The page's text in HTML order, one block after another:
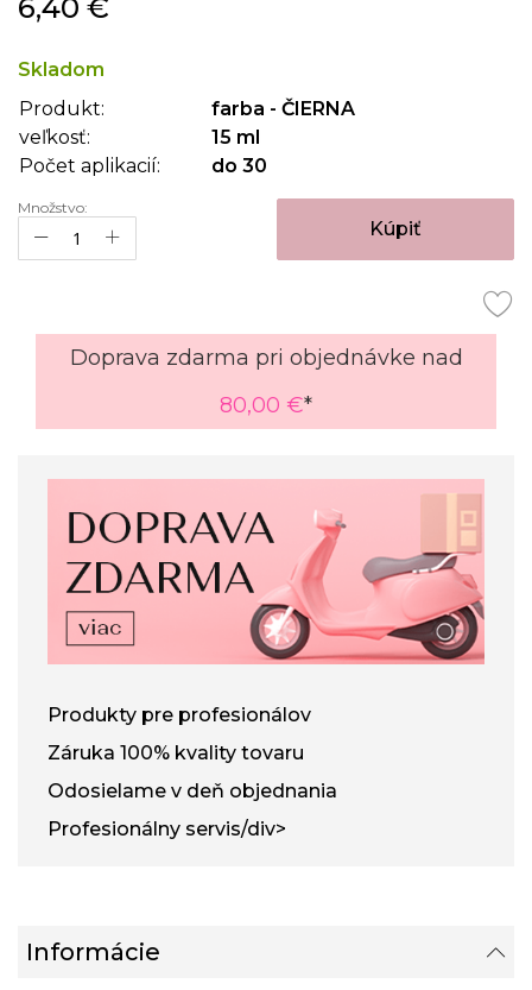
na
galérie
6,40 €
Skladom
Produkt:
farba - ČIERNA
veľkosť:
15 ml
Počet aplikacií:
do 30
Množstvo:
Kúpiť
Doprava zdarma pri objednávke nad
80,00 €*
Produkty pre profesionálov
Záruka 100% kvality tovaru
Odosielame v deň objednania
Profesionálny servis/div>
Informácie